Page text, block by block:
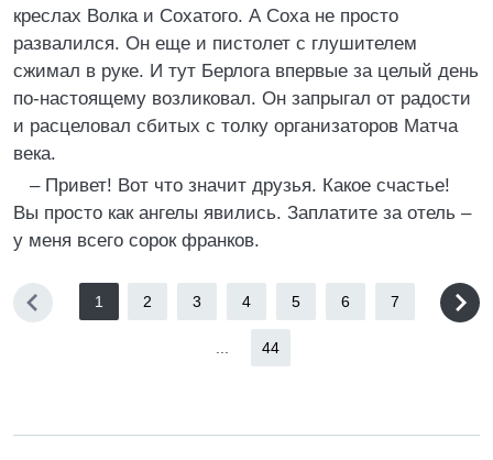
креслах Волка и Сохатого. А Соха не просто
развалился. Он еще и пистолет с глушителем
сжимал в руке. И тут Берлога впервые за целый день
по-настоящему возликовал. Он запрыгал от радости
и расцеловал сбитых с толку организаторов Матча
века.
– Привет! Вот что значит друзья. Какое счастье!
Вы просто как ангелы явились. Заплатите за отель –
у меня всего сорок франков.
1 2 3 4 5 6 7
44